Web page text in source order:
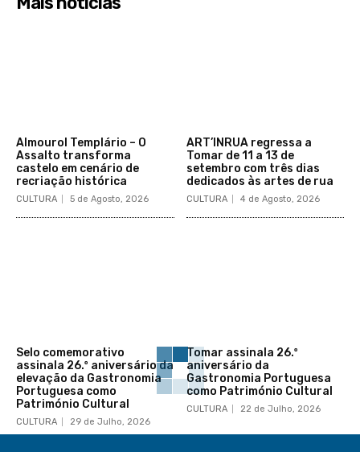
Almourol Templário – O
Assalto transforma
castelo em cenário de
recriação histórica
CULTURA 5 de Agosto, 2026
ART’INRUA regressa a
Tomar de 11 a 13 de
setembro com três dias
dedicados às artes de rua
CULTURA 4 de Agosto, 2026
Selo comemorativo
assinala 26.º aniversário da
elevação da Gastronomia
Portuguesa como
Património Cultural
CULTURA 29 de Julho, 2026
Tomar assinala 26.º
aniversário da
Gastronomia Portuguesa
como Património Cultural
CULTURA 22 de Julho, 2026